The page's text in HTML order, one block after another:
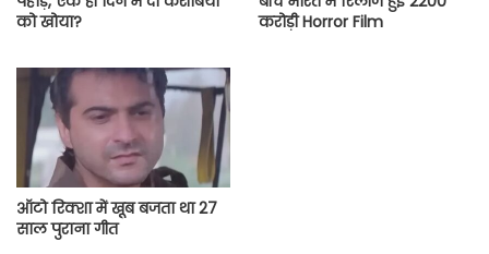
को खोया?
करोड़ी Horror Film
ऑटो रिक्शा में खूब बजता था 27
साल पुराना गीत